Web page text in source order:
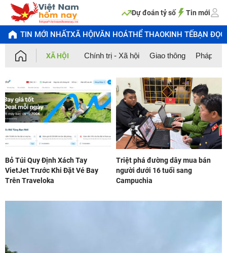
Chuyển
dung
Dự đoán tỷ số Tin mới
TIN MỚI NHẤTXÃ HỘIVĂN HOÁTHỂ THAOKINH TẾBẠN ĐỌC
XÃ HỘI Chính trị - Xã hội Giao thông Pháp
Bỏ Túi Quy Định Xách Tay
VietJet Trước Khi Đặt Vé Bay
Trên Traveloka
Triệt phá đường dây mua bán
người dưới 16 tuổi sang
Campuchia